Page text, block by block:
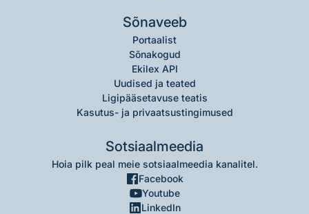
Sõnaveeb
Portaalist
Sõnakogud
Ekilex API
Uudised ja teated
Ligipääsetavuse teatis
Kasutus- ja privaatsustingimused
Sotsiaalmeedia
Hoia pilk peal meie sotsiaalmeedia kanalitel.
Facebook
Youtube
LinkedIn